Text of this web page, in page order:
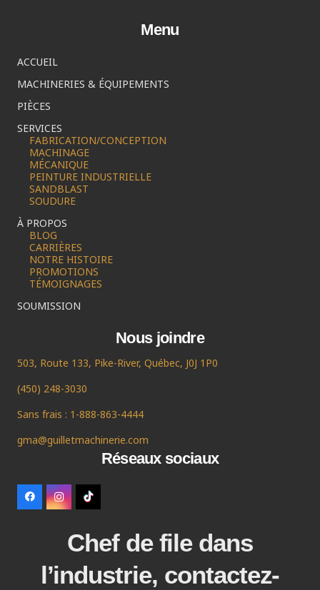
Menu
ACCUEIL
MACHINERIES & ÉQUIPEMENTS
PIÈCES
SERVICES
FABRICATION/CONCEPTION
MACHINAGE
MÉCANIQUE
PEINTURE INDUSTRIELLE
SANDBLAST
SOUDURE
À PROPOS
BLOG
CARRIÈRES
NOTRE HISTOIRE
PROMOTIONS
TÉMOIGNAGES
SOUMISSION
Nous joindre
503, Route 133, Pike-River, Québec, J0J 1P0
(450) 248-3030
Sans frais : 1-888-863-4444
gma@guilletmachinerie.com
Réseaux sociaux
Chef de file dans
l’industrie, contactez-